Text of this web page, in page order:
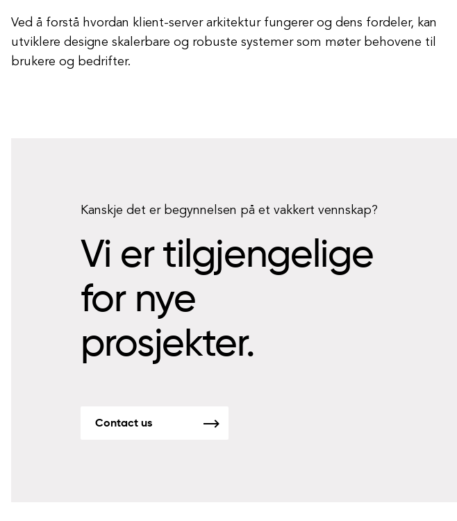
Ved å forstå hvordan klient-server arkitektur fungerer og dens fordeler, kan
utviklere designe skalerbare og robuste systemer som møter behovene til
brukere og bedrifter.
Kanskje det er begynnelsen på et vakkert vennskap?
Vi er tilgjengelige
for nye
prosjekter.
Contact us